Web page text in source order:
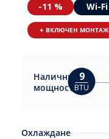
-11 % Wi-Fi
+ ВКЛЮЧЕН МОНТАЖ
Налични
мощности:
9
BTU
Охлаждане